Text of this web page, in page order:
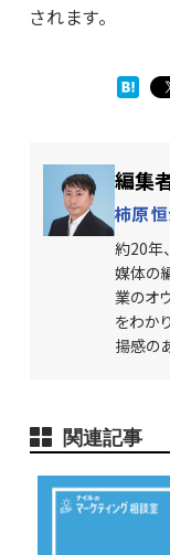
されます。
編集
柿原
約20年
媒体の
業のオ
をわか
揚感の
関連記事